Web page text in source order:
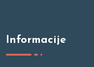
Informacije